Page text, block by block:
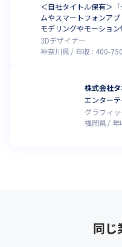
＜自社タイトル保有＞
ムやスマートフォンア
モデリングやモーショ
3Dデザイナー
神奈川県
年収 : 400-750
株式会社
エンター
グラフィ
福岡県
年
同じ